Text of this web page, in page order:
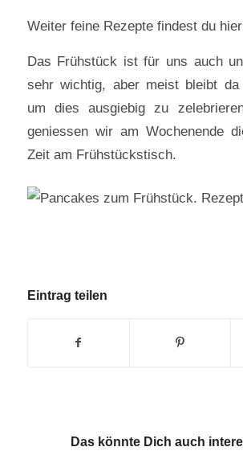
Weiter feine Rezepte findest du
Das Frühstück ist für uns auch
sehr wichtig, aber meist bleibt
um dies ausgiebig zu
geniessen wir am Wochenende
Zeit am Frühstückstisch.
Eintrag teilen
Das könnte Dich auch